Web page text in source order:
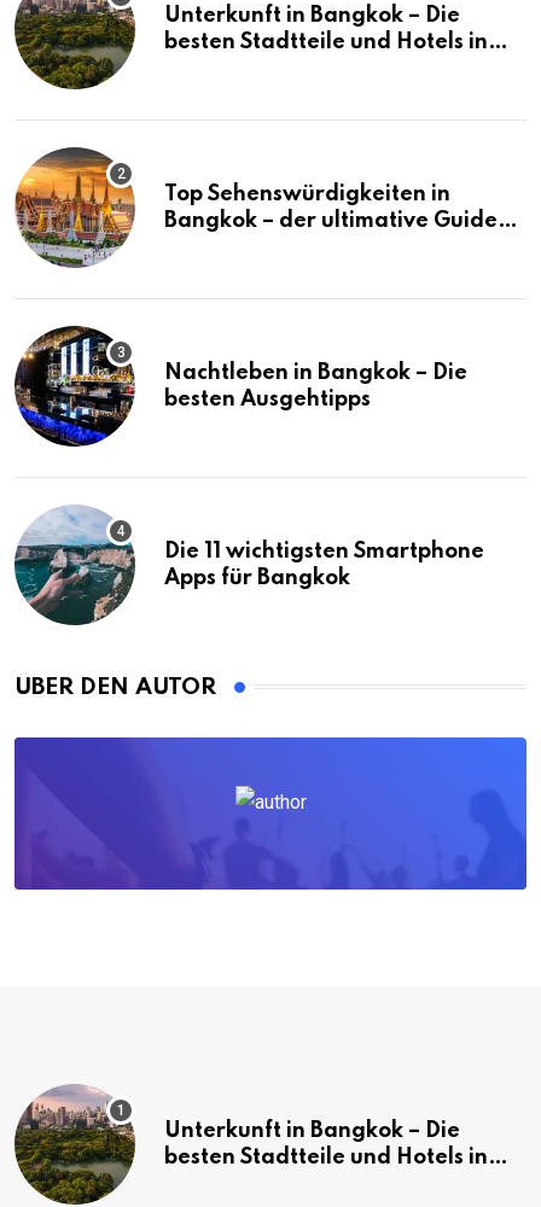
Unterkunft in Bangkok – Die
besten Stadtteile und Hotels in
Top Sehenswürdigkeiten in
Bangkok – der ultimative Guide
Nachtleben in Bangkok – Die
besten Ausgehtipps
Die 11 wichtigsten Smartphone
Apps für Bangkok
ÜBER DEN AUTOR
Unterkunft in Bangkok – Die
besten Stadtteile und Hotels in